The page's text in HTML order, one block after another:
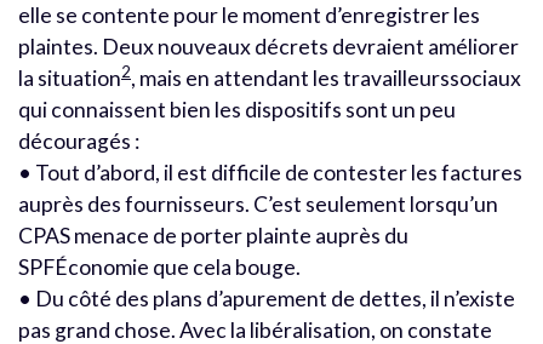
elle se contente pour le moment d’enregistrer les
plaintes. Deux nouveaux décrets devraient améliorer
la situation2, mais en attendant les travailleurssociaux
qui connaissent bien les dispositifs sont un peu
découragés :
• Tout d’abord, il est difficile de contester les factures
auprès des fournisseurs. C’est seulement lorsqu’un
CPAS menace de porter plainte auprès du
SPFÉconomie que cela bouge.
• Du côté des plans d’apurement de dettes, il n’existe
pas grand chose. Avec la libéralisation, on constate